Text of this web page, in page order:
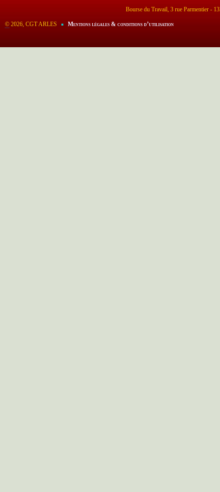
Bourse du Travail, 3 rue Parmentier -
© 2026, CGT ARLES Mentions légales & conditions d’utilisation